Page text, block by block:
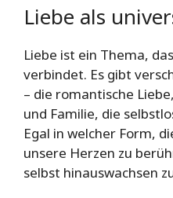
Liebe als
Liebe ist ein Thema,
verbindet. Es gibt
– die romantische
und Familie, die
Egal in welcher Form,
unsere Herzen zu
selbst hinauswachsen